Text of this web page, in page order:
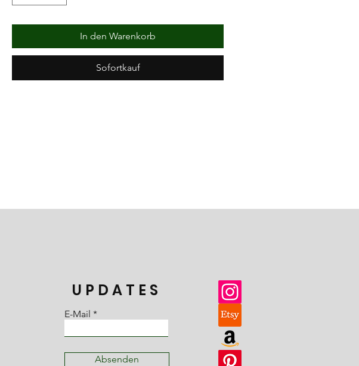
In den Warenkorb
Sofortkauf
UPDATES
E-Mail
Absenden